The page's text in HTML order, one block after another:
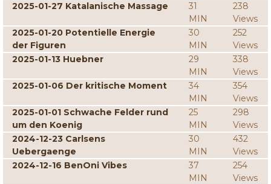
2025-01-27 Katalanische Massage
31
MIN
238
Views
2025-01-20 Potentielle Energie
der Figuren
30
MIN
252
Views
2025-01-13 Huebner
29
MIN
338
Views
2025-01-06 Der kritische Moment
34
MIN
354
Views
2025-01-01 Schwache Felder rund
um den Koenig
25
MIN
298
Views
2024-12-23 Carlsens
Uebergaenge
30
MIN
432
Views
2024-12-16 BenOni Vibes
37
MIN
254
Views